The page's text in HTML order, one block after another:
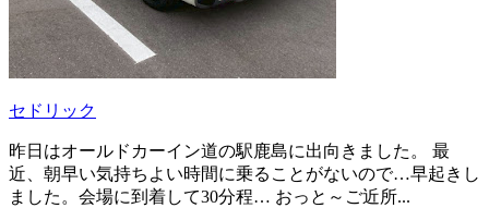
セドリック
昨日はオールドカーイン道の駅鹿島に出向きました。 最
近、朝早い気持ちよい時間に乗ることがないので…早起きし
ました。会場に到着して30分程… おっと～ご近所...